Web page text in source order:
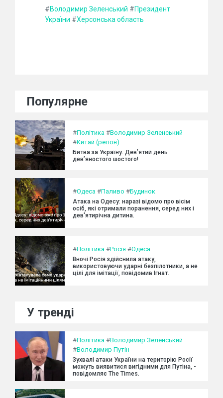
#Володимир Зеленський #Президент
України #Херсонська область
Популярне
#Політика #Володимир Зеленський
#Китай (регіон)
Битва за Україну. Дев’ятий день
дев’яностого шостого!
#Одеса #Паливо #Будинок
Атака на Одесу: наразі відомо про вісім
осіб, які отримали поранення, серед них і
дев'ятирічна дитина.
#Політика #Росія #Одеса
Вночі Росія здійснила атаку,
використовуючи ударні безпілотники, а не
цілі для імітації, повідомив Ігнат.
У тренді
#Політика #Володимир Зеленський
#Володимир Путін
Зухвалі атаки України на територію Росії
можуть виявитися вигідними для Путіна, -
повідомляє The Times.